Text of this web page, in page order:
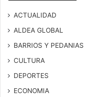
ACTUALIDAD
ALDEA GLOBAL
BARRIOS Y PEDANIAS
CULTURA
DEPORTES
ECONOMIA